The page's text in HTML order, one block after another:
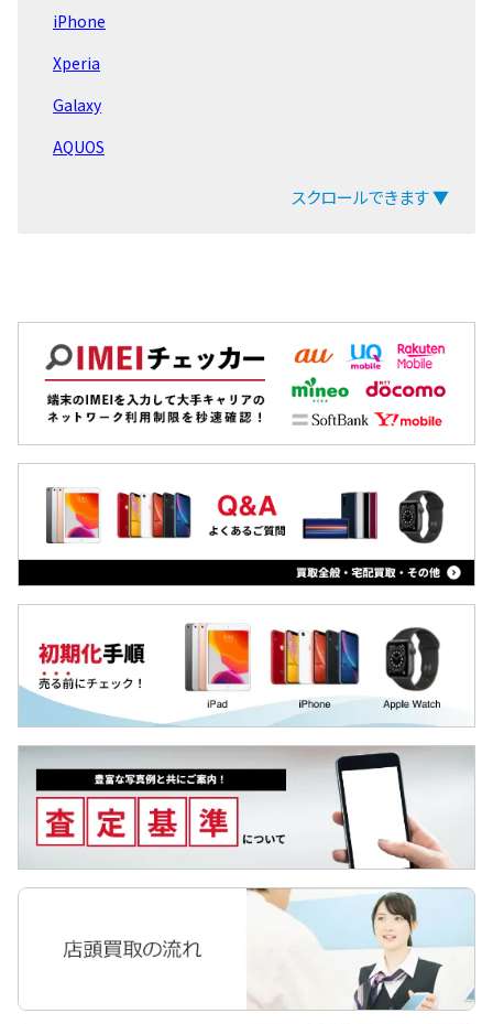
iPad Air 第6世代
iPad Pro 11 第4世代
iPad Pro 12.9 第6世代
iPad 第10世代 2022
iPad 第9世代 2021
EveryPhone
iPad Pro 12.9 第5世代
iPad Pro 11 第3世代
LG VELVET
iPad Air 第4世代
iPad Pro 12.9 第4世代
iPad Pro 11 第2世代
ZTE a1
iPad 第7世代 2019
iPad Air 第3世代
iPad mini 第5世代
iPad Pro 12.9 第3世代
iPad Pro 12.9 第2世代
iPhone
Xperia
Galaxy
AQUOS
Xiaomi
MacBook
iPad
Qua tab
dtab
MediaPad
LAVIE Tab
YOGA Tab
Surface
Galaxyタブ
Pixel Tab
スクロールできます ▼